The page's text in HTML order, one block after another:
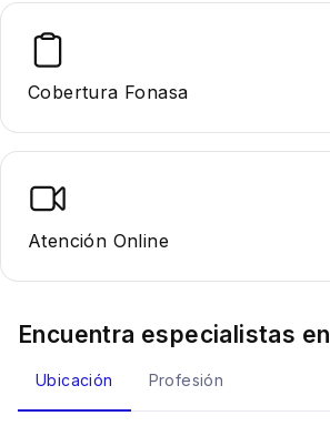
Cobertura Fonasa
Atención Online
Encuentra especialistas en
Ubicación Profesión